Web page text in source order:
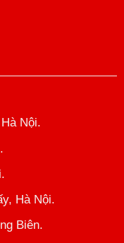
Nội.
Hà Nội.
Biên.